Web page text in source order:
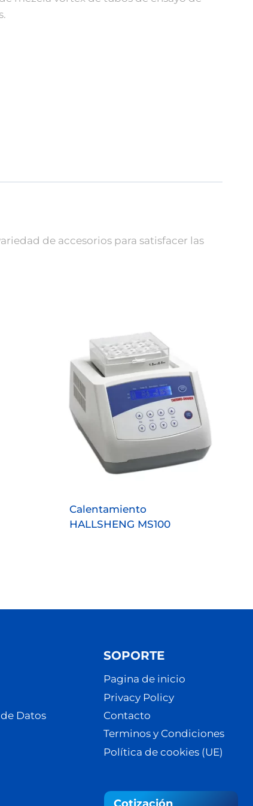
de accesorios para satisfacer las
Calentamiento
HALLSHENG MS100
Datos
SOPORTE
Pagina de inicio
Privacy Policy
Contacto
Terminos y Condiciones
Política de cookies (UE)
Cotización